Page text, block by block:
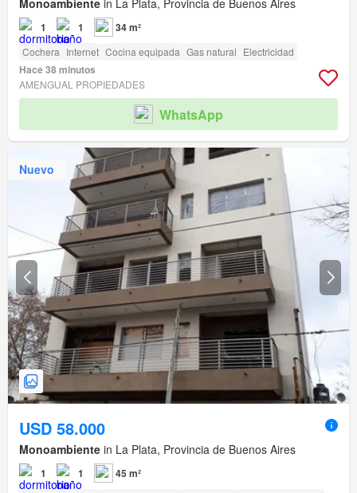
Monoambiente in La Plata, Provincia de Buenos Aires
1 1 34 m²
Cochera Internet Cocina equipada Gas natural Electricidad
Hace 38 minutos
AMENGUAL PROPIEDADES
WhatsApp
Nuevo
USD 58.000
Monoambiente in La Plata, Provincia de Buenos Aires
1 1 45 m²